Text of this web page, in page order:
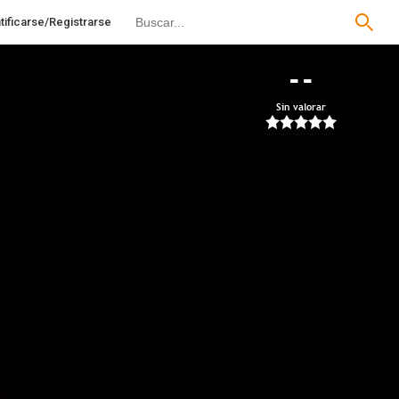
Registrarse
--
Sin valorar